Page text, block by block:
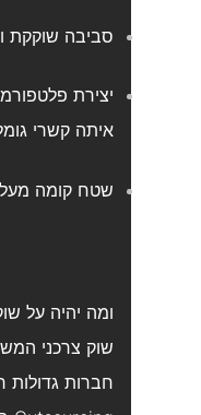
סביבה שוקקת
יצירת
איתה קשרי
שטח קומה מעל 800 מ"ר בכדי ליצור אינטראקציה מפרה בין משתמשי חללי העבודה.
ומה יהיה על
שוק צרכני
חברות גדולות